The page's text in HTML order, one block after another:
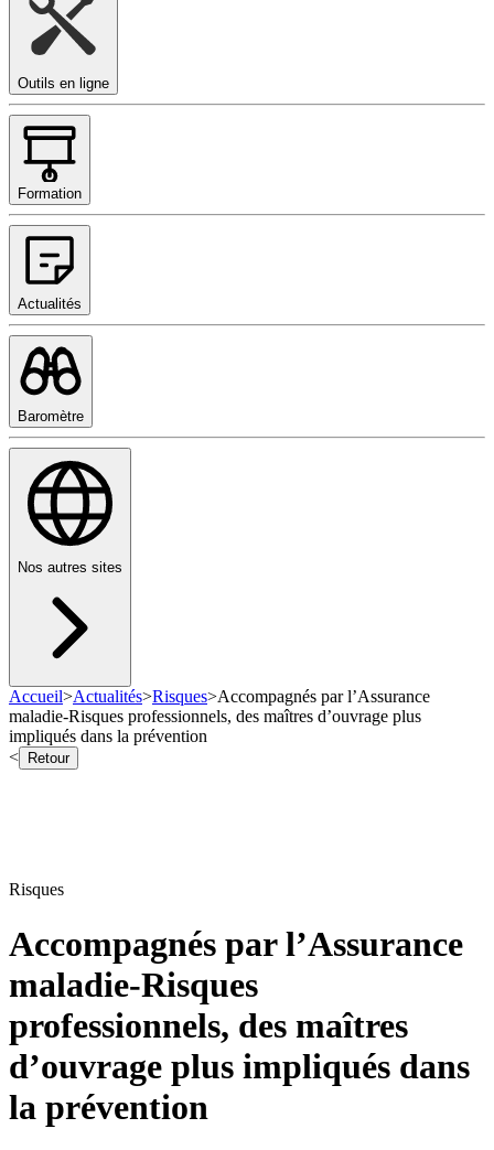
Outils en ligne
Formation
Actualités
Baromètre
Nos autres sites
Accueil>Actualités>Risques>Accompagnés par l’Assurance
maladie-Risques professionnels, des maîtres d’ouvrage plus
impliqués dans la prévention
<
Retour
Risques
Accompagnés par l’Assurance
maladie-Risques
professionnels, des maîtres
d’ouvrage plus impliqués dans
la prévention